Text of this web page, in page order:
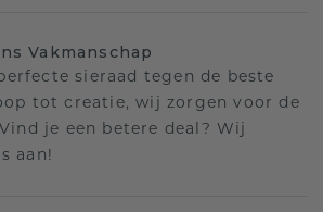
Vakmanschap
sieraad tegen de beste
tot creatie, wij zorgen voor de
je een betere deal? Wij
aan!